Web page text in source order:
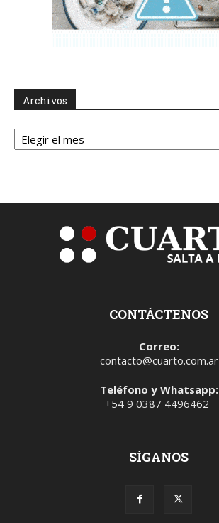
Archivos
Archivos
CONTÁCTENOS
Correo:
contacto@cuarto.com.ar
Teléfono y Whatsapp:
+54 9 0387 4496462
SÍGANOS